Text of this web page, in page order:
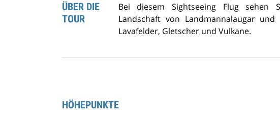
ÜBER DIE
TOUR
Bei diesem Sightseeing Flug sehen
Landschaft von Landmannalaugar
Lavafelder, Gletscher und Vulkane.
HÖHEPUNKTE